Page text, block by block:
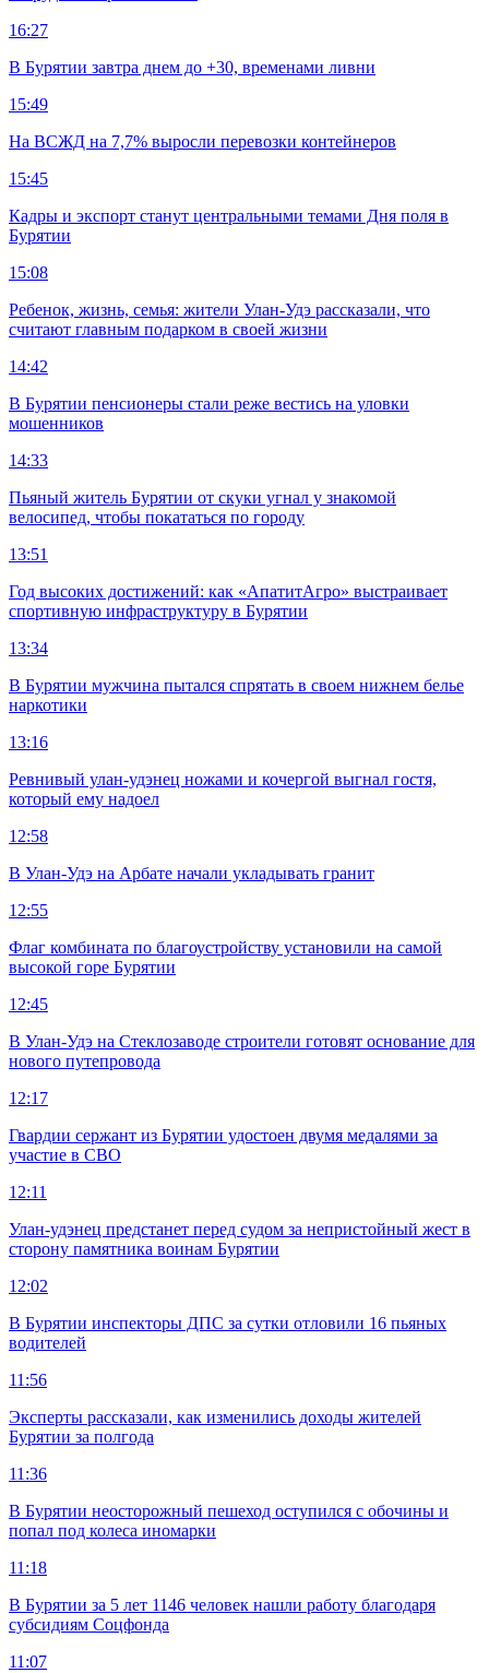
16:27
В Бурятии завтра днем до +30, временами ливни
15:49
На ВСЖД на 7,7% выросли перевозки контейнеров
15:45
Кадры и экспорт станут центральными темами Дня поля в
Бурятии
15:08
Ребенок, жизнь, семья: жители Улан-Удэ рассказали, что
считают главным подарком в своей жизни
14:42
В Бурятии пенсионеры стали реже вестись на уловки
мошенников
14:33
Пьяный житель Бурятии от скуки угнал у знакомой
велосипед, чтобы покататься по городу
13:51
Год высоких достижений: как «АпатитАгро» выстраивает
спортивную инфраструктуру в Бурятии
13:34
В Бурятии мужчина пытался спрятать в своем нижнем белье
наркотики
13:16
Ревнивый улан-удэнец ножами и кочергой выгнал гостя,
который ему надоел
12:58
В Улан-Удэ на Арбате начали укладывать гранит
12:55
Флаг комбината по благоустройству установили на самой
высокой горе Бурятии
12:45
В Улан-Удэ на Стеклозаводе строители готовят основание для
нового путепровода
12:17
Гвардии сержант из Бурятии удостоен двумя медалями за
участие в СВО
12:11
Улан-удэнец предстанет перед судом за непристойный жест в
сторону памятника воинам Бурятии
12:02
В Бурятии инспекторы ДПС за сутки отловили 16 пьяных
водителей
11:56
Эксперты рассказали, как изменились доходы жителей
Бурятии за полгода
11:36
В Бурятии неосторожный пешеход оступился с обочины и
попал под колеса иномарки
11:18
В Бурятии за 5 лет 1146 человек нашли работу благодаря
субсидиям Соцфонда
11:07